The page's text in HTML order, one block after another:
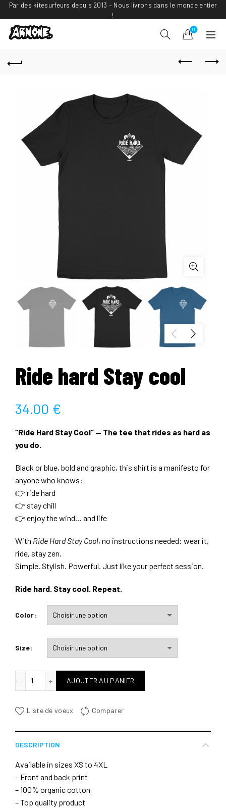
Par des kitesurfeurs depuis 2013 – Nous livrons dans le monde entier
!
0
Ride hard Stay cool
34.00 €
“Ride Hard Stay Cool” — The tee that rides as hard as
you do.
Black or blue, bold and graphic, this shirt is a manifesto for
anyone who knows:
👉 ride hard
👉 stay chill
👉 enjoy the wind… and life
With Ride Hard Stay Cool, no instructions needed: wear it,
ride, stay zen.
Simple. Stylish. Powerful. Just like your perfect session.
Ride hard. Stay cool. Repeat.
Color
Size
AJOUTER AU PANIER
Liste de voeux Comparer
DESCRIPTION
Available in sizes XS to 4XL
– Front and back print
– 100% organic cotton
– Top quality product